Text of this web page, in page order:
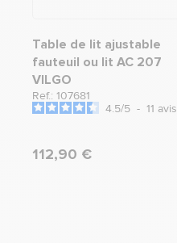
Table de lit ajustable
fauteuil ou lit AC 207
VILGO
Ref.: 107681
4.5/5 - 11 avis
112,90 €